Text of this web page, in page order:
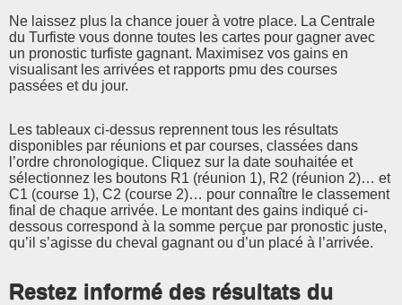
Ne laissez plus la chance jouer à votre place. La Centrale
du Turfiste vous donne toutes les cartes pour gagner avec
un pronostic turfiste gagnant. Maximisez vos gains en
visualisant les arrivées et rapports pmu des courses
passées et du jour.
Les tableaux ci-dessus reprennent tous les résultats
disponibles par réunions et par courses, classées dans
l’ordre chronologique. Cliquez sur la date souhaitée et
sélectionnez les boutons R1 (réunion 1), R2 (réunion 2)… et
C1 (course 1), C2 (course 2)… pour connaître le classement
final de chaque arrivée. Le montant des gains indiqué ci-
dessous correspond à la somme perçue par pronostic juste,
qu’il s’agisse du cheval gagnant ou d’un placé à l’arrivée.
Restez informé des résultats du